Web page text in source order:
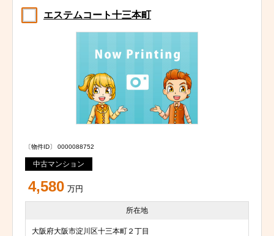
エステムコート十三本町
〔物件ID〕 0000088752
中古マンション
4,580 万円
所在地
大阪府大阪市淀川区十三本町２丁目